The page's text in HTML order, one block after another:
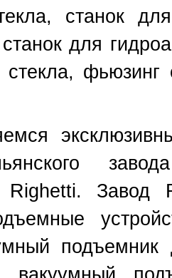
станок
для
Righetti. Завод